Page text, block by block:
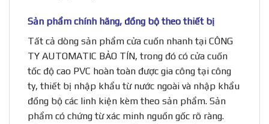
Sản phẩm chính hãng, đồng bộ theo thiết bị
Tất cả dòng sản phẩm cửa cuốn nhanh tại CÔNG
TY AUTOMATIC BẢO TÍN, trong đó có cửa cuốn
tốc độ cao PVC hoàn toàn được gia công tại công
ty, thiết bị nhập khẩu từ nước ngoài và nhập khẩu
đồng bộ các linh kiện kèm theo sản phẩm. Sản
phẩm có chứng từ xác minh nguồn gốc rõ ràng.